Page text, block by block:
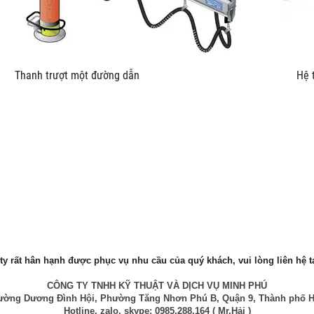
Thanh trượt một đường dẫn Hệ thống trượt
rất hân hạnh được phục vụ nhu cầu của quý khách, vui lòng liên hệ
CÔNG TY TNHH KỸ THUẬT VÀ DỊCH VỤ MINH PHÚ
Dương Đình Hội, Phường Tăng Nhơn Phú B, Quận 9, Thành phố
Hotline, zalo, skype: 0985.288.164 ( Mr.Hải )